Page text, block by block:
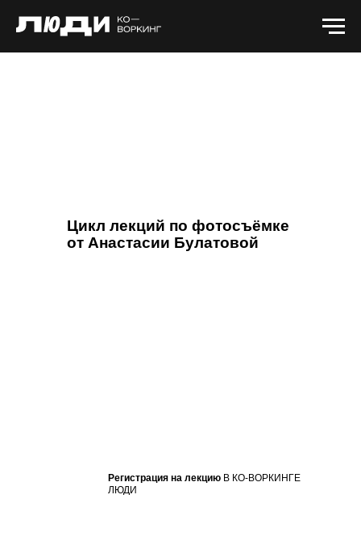
Цикл лекций по фотосъёмке
от Анастасии Булатовой
Регистрация на лекцию В КО-ВОРКИНГЕ
ЛЮДИ